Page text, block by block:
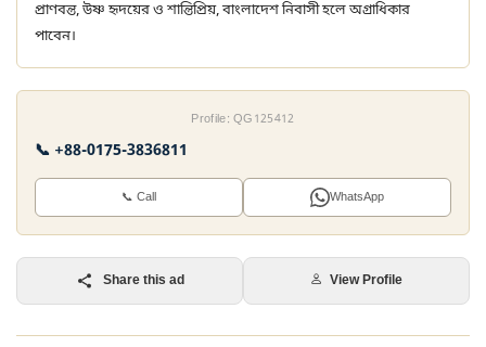
প্রাণবন্ত, উষ্ণ হৃদয়ের ও শান্তিপ্রিয়, বাংলাদেশ নিবাসী হলে অগ্রাধিকার
পাবেন।
Profile: QG125412
📞 +88-0175-3836811
📞 Call WhatsApp
Share this ad View Profile